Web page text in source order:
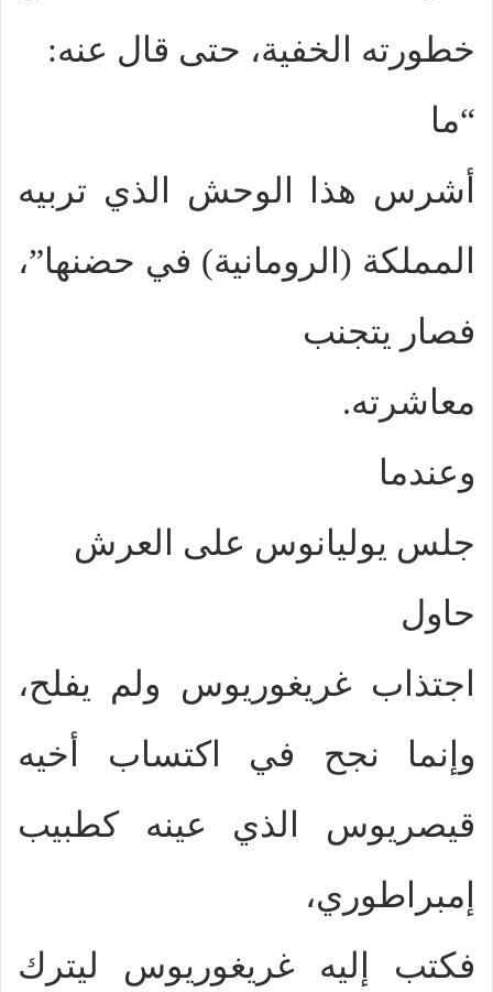
خطورته الخفية، حتى قال عنه:
“ما
أشرس هذا الوحش الذي تربيه
المملكة (الرومانية) في حضنها”،
فصار يتجنب
معاشرته.
وعندما
جلس يوليانوس على العرش
حاول
اجتذاب غريغوريوس ولم يفلح،
وإنما نجح في اكتساب أخيه
قيصريوس الذي عينه كطبيب
إمبراطوري،
فكتب إليه غريغوريوس ليترك